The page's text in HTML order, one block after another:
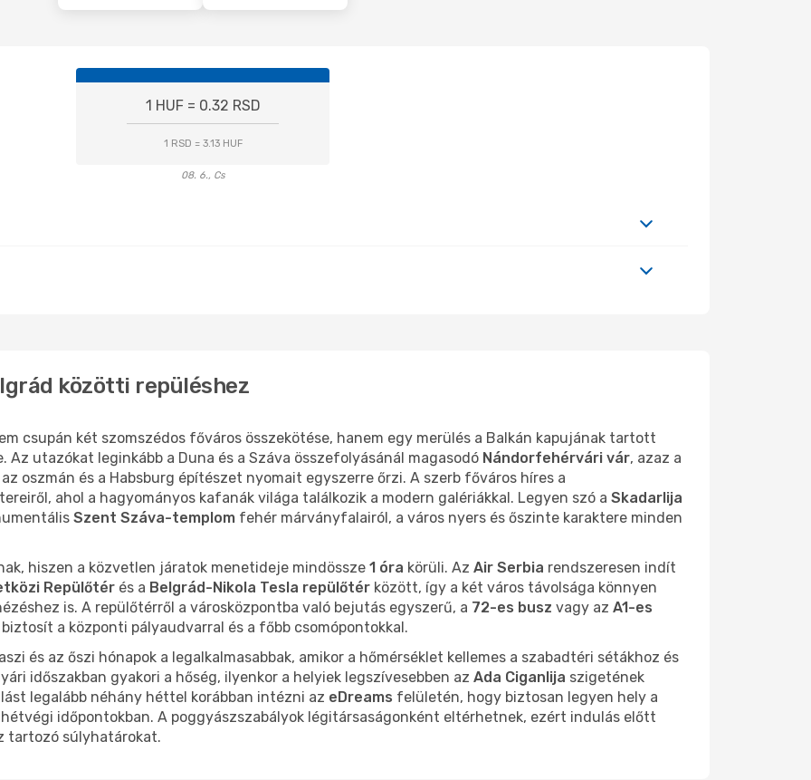
1 HUF = 0.32 RSD
1 RSD = 3.13 HUF
08. 6., Cs
közötti repüléshez
csupán két szomszédos főváros összekötése, hanem egy merülés a Balkán kapujának tartott
utazókat leginkább a Duna és a Száva összefolyásánál magasodó Nándorfehérvári vár, azaz a
oszmán és a Habsburg építészet nyomait egyszerre őrzi. A szerb főváros híres a
ahol a hagyományos kafanák világa találkozik a modern galériákkal. Legyen szó a Skadarlija
Szent Száva-templom fehér márványfalairól, a város nyers és őszinte karaktere minden
hiszen a közvetlen járatok menetideje mindössze 1 óra körüli. Az Air Serbia rendszeresen indít
Repülőtér és a Belgrád-Nikola Tesla repülőtér között, így a két város távolsága könnyen
is. A repülőtérről a városközpontba való bejutás egyszerű, a 72-es busz vagy az A1-es
a központi pályaudvarral és a főbb csomópontokkal.
és az őszi hónapok a legalkalmasabbak, amikor a hőmérséklet kellemes a szabadtéri sétákhoz és
időszakban gyakori a hőség, ilyenkor a helyiek legszívesebben az Ada Ciganlija szigetének
legalább néhány héttel korábban intézni az eDreams felületén, hogy biztosan legyen hely a
időpontokban. A poggyászszabályok légitársaságonként eltérhetnek, ezért indulás előtt
tartozó súlyhatárokat.